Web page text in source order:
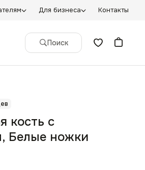
Для бизнеса Контакты
Поиск
кость с
Белые ножки